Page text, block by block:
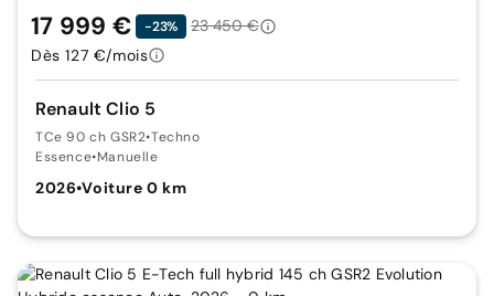
Renault Clio 5
TCe 90 ch GSR2•Techno
Essence•Manuelle
2026•Voiture 0 km
17 999 € -23%
23 450 €
Dès 127 €/mois